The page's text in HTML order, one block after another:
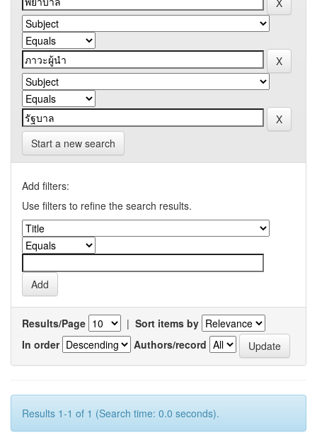
Start a new search
Add filters:
Use filters to refine the search results.
Results/Page | Sort items by
In order
Authors/record
Results 1-1 of 1 (Search time: 0.0 seconds).